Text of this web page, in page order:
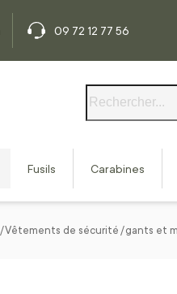
09 72 12 77 56
Fusils Carabines
Vêtements de sécurité gants et